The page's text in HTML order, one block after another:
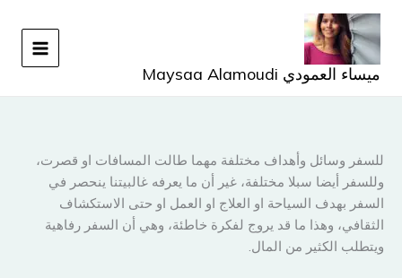
تخطي
المحتوى
ميساء العمودي Maysaa Alamoudi
للسفر وسائل وأهداف مختلفة مهما طالت المسافات او قصرت،
وللسفر أيضا سبلا مختلفة، غير أن ما يعرفه غالبيتنا ينحصر في
السفر بهدف السياحة او العلاج او العمل او حتى الاستكشاف
الثقافي، وهذا ما قد يروج لفكرة خاطئة، وهي أن السفر رفاهية
ويتطلب الكثير من المال.